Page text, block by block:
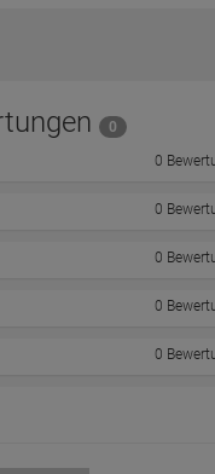
0
0
0
0
0
0